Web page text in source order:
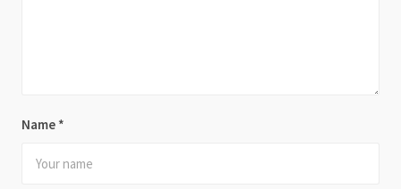
Name *